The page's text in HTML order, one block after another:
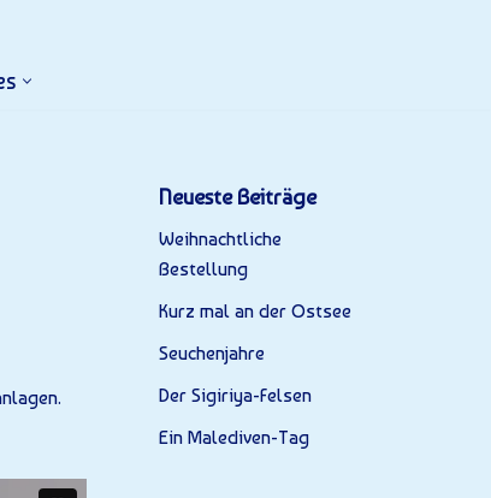
Neueste Beiträge
Weihnachtliche
Bestellung
Kurz mal an der Ostsee
Seuchenjahre
Der Sigiriya-Felsen
Ein Malediven-Tag